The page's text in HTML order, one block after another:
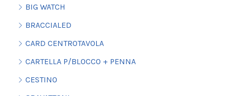
BIG WATCH
BRACCIALED
CARD CENTROTAVOLA
CARTELLA P/BLOCCO + PENNA
CESTINO